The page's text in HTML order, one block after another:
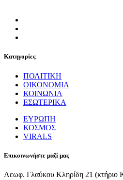
Κατηγορίες
ΠΟΛΙΤΙΚΗ
ΟΙΚΟΝΟΜΙΑ
ΚΟΙΝΩΝΙΑ
ΕΣΩΤΕΡΙΚΑ
ΕΥΡΩΠΗ
ΚΟΣΜΟΣ
VIRALS
Επικοινωνήστε μαζί μας
Λεωφ. Γλαύκου Κληρίδη 21